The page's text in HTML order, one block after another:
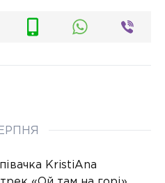
KristiAna